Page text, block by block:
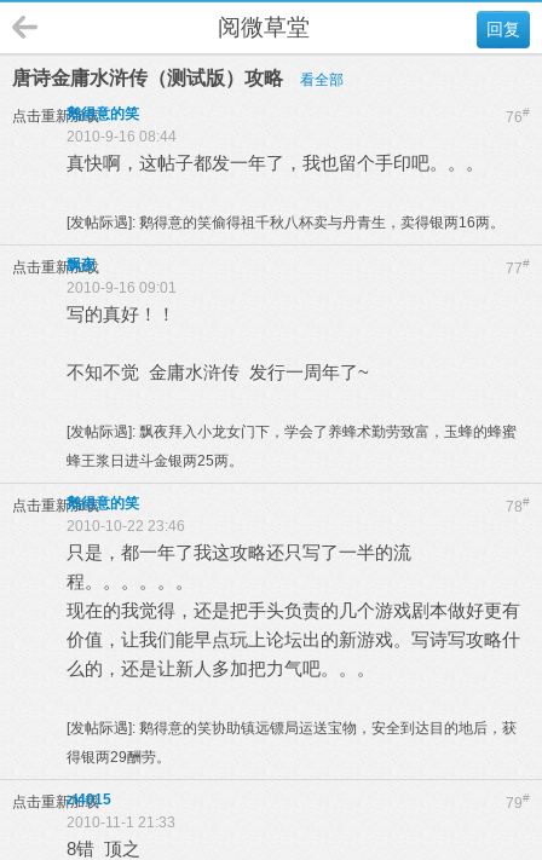
回复
阅微草堂
唐诗金庸水浒传（测试版）攻略 看全部
点击重新加载 76#
鹅得意的笑
2010-9-16 08:44
真快啊，这帖子都发一年了，我也留个手印吧。。。
[发帖际遇]: 鹅得意的笑偷得祖千秋八杯卖与丹青生，卖得银两16两。
点击重新加载 77#
飘夜
2010-9-16 09:01
写的真好！！
不知不觉 金庸水浒传 发行一周年了~
[发帖际遇]: 飘夜拜入小龙女门下，学会了养蜂术勤劳致富，玉蜂的蜂蜜
蜂王浆日进斗金银两25两。
点击重新加载 78#
鹅得意的笑
2010-10-22 23:46
只是，都一年了我这攻略还只写了一半的流
程。。。。。。
现在的我觉得，还是把手头负责的几个游戏剧本做好更有
价值，让我们能早点玩上论坛出的新游戏。写诗写攻略什
么的，还是让新人多加把力气吧。。。
[发帖际遇]: 鹅得意的笑协助镇远镖局运送宝物，安全到达目的地后，获
得银两29酬劳。
点击重新加载 79#
zl4015
2010-11-1 21:33
8错 顶之